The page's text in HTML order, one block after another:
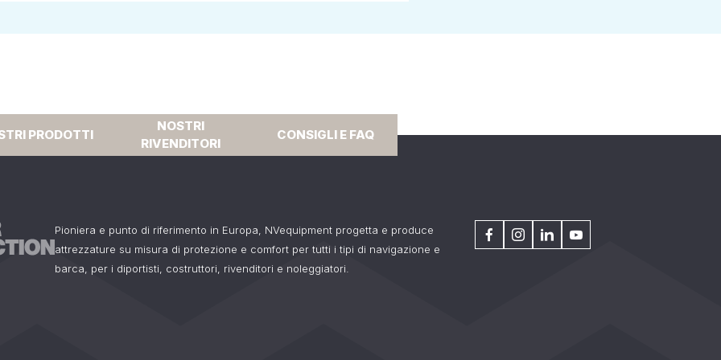
PRODOTTI
NOSTRI
RIVENDITORI
CONSIGLI E FAQ
Pioniera e punto di riferimento in Europa, NVequipment progetta e produce
attrezzature su misura di protezione e comfort per tutti i tipi di navigazione e
barca, per i diportisti, costruttori, rivenditori e noleggiatori.